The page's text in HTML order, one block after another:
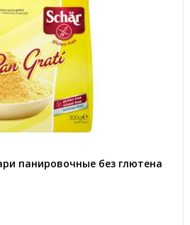
панировочные без глютена